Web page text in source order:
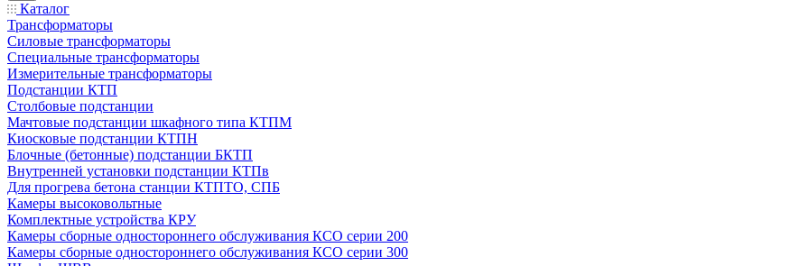
Каталог
Трансформаторы
Силовые трансформаторы
Специальные трансформаторы
Измерительные трансформаторы
Подстанции КТП
Столбовые подстанции
Мачтовые подстанции шкафного типа КТПМ
Киосковые подстанции КТПН
Блочные (бетонные) подстанции БКТП
Внутренней установки подстанции КТПв
Для прогрева бетона станции КТПТО, СПБ
Камеры высоковольтные
Комплектные устройства КРУ
Камеры сборные одностороннего обслуживания КСО серии 200
Камеры сборные одностороннего обслуживания КСО серии 300